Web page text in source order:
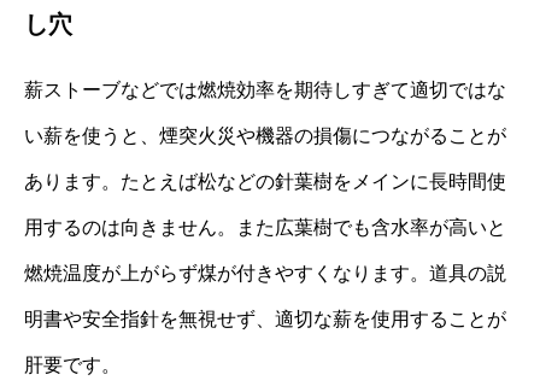
し穴
薪ストーブなどでは燃焼効率を期待しすぎて適切ではな
い薪を使うと、煙突火災や機器の損傷につながることが
あります。たとえば松などの針葉樹をメインに長時間使
用するのは向きません。また広葉樹でも含水率が高いと
燃焼温度が上がらず煤が付きやすくなります。道具の説
明書や安全指針を無視せず、適切な薪を使用することが
肝要です。